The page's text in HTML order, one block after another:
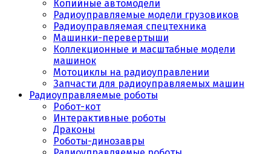
Копийные автомодели
Радиоуправляемые модели грузовиков
Радиоуправляемая спецтехника
Машинки-перевертыши
Коллекционные и масштабные модели
машинок
Мотоциклы на радиоуправлении
Запчасти для радиоуправляемых машин
Радиоуправляемые роботы
Робот-кот
Интерактивные роботы
Драконы
Роботы-динозавры